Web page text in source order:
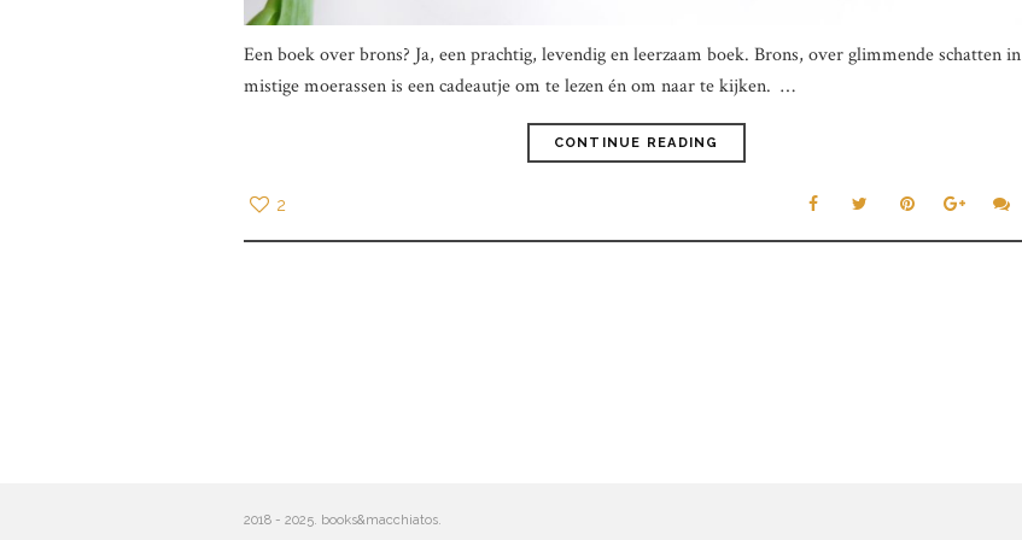
Een boek over brons? Ja, een prachtig, levendig en leerzaam boek. Brons, over glimmende schatten in
mistige moerassen is een cadeautje om te lezen én om naar te kijken. …
CONTINUE READING
2
2018 - 2025. books&macchiatos.